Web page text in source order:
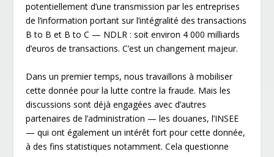
potentiellement d’une transmission par les entreprises
de l’information portant sur l’intégralité des transactions
B to B et B to C — NDLR : soit environ 4 000 milliards
d’euros de transactions. C’est un changement majeur.
Dans un premier temps, nous travaillons à mobiliser
cette donnée pour la lutte contre la fraude. Mais les
discussions sont déjà engagées avec d’autres
partenaires de l’administration — les douanes, l’INSEE
— qui ont également un intérêt fort pour cette donnée,
à des fins statistiques notamment. Cela questionne